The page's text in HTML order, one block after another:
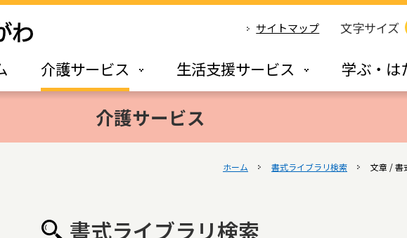
サイトマップ 文字サイズ
介護サービス 生活支援サービス 学ぶ・は
介護サービス
ホーム 書式ライブラリ検索 文章 / 書
書式ライブラリ検索